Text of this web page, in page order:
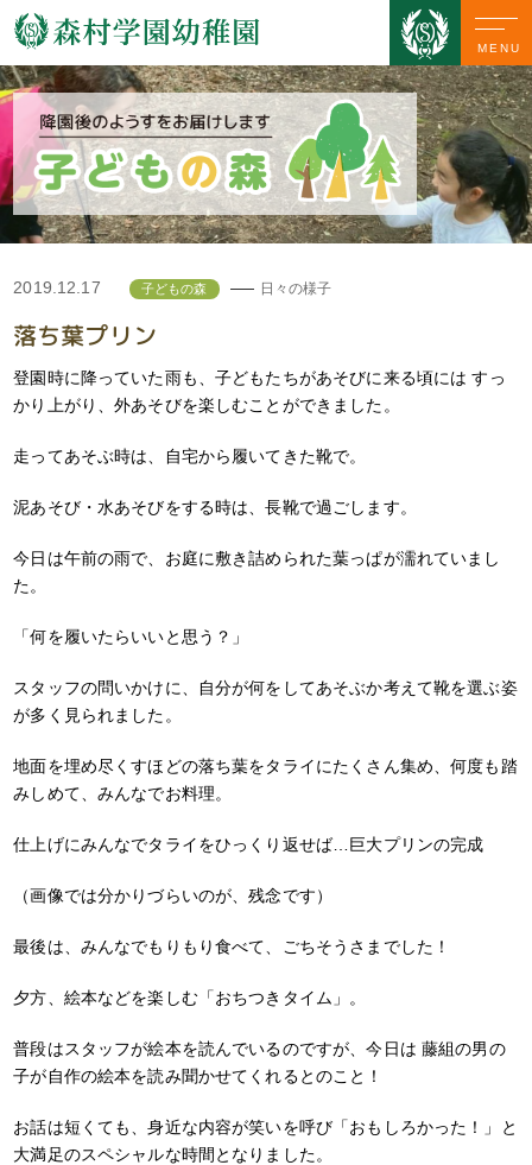
MENU
2019.12.17 子どもの森 日々の様子
落ち葉プリン
登園時に降っていた雨も、子どもたちがあそびに来る頃には すっ
かり上がり、外あそびを楽しむことができました。
走ってあそぶ時は、自宅から履いてきた靴で。
泥あそび・水あそびをする時は、長靴で過ごします。
今日は午前の雨で、お庭に敷き詰められた葉っぱが濡れていまし
た。
「何を履いたらいいと思う？」
スタッフの問いかけに、自分が何をしてあそぶか考えて靴を選ぶ姿
が多く見られました。
地面を埋め尽くすほどの落ち葉をタライにたくさん集め、何度も踏
みしめて、みんなでお料理。
仕上げにみんなでタライをひっくり返せば…巨大プリンの完成
（画像では分かりづらいのが、残念です）
最後は、みんなでもりもり食べて、ごちそうさまでした！
夕方、絵本などを楽しむ「おちつきタイム」。
普段はスタッフが絵本を読んでいるのですが、今日は 藤組の男の
子が自作の絵本を読み聞かせてくれるとのこと！
お話は短くても、身近な内容が笑いを呼び「おもしろかった！」と
大満足のスペシャルな時間となりました。